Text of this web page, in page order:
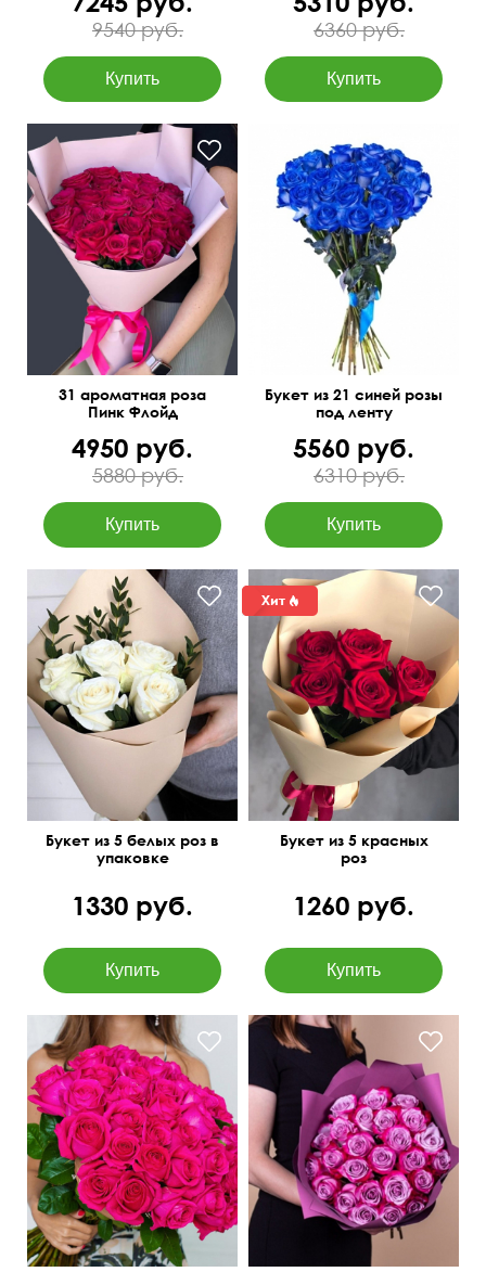
9540 руб. 6360 руб.
55 см 40 см
31 ароматная роза
Пинк Флойд
4950 руб.
5880 руб.
Можно оформить в
коробке
50 см
30 см
Букет из 21 синей розы
под ленту
5560 руб.
6310 руб.
50 см 15 см
Букет из 5 белых роз в
упаковке
1330 руб.
50 см 15 см
Букет из 5 красных
роз
1260 руб.
Можно добавить зелень